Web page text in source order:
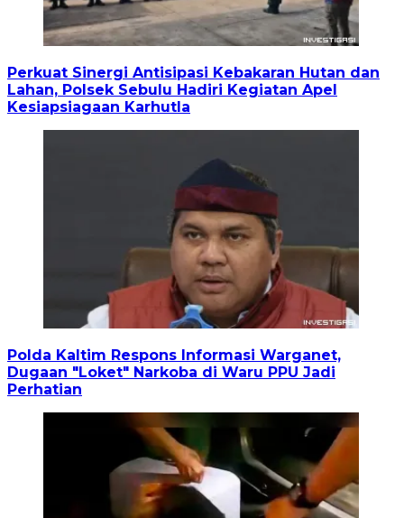
Perkuat Sinergi Antisipasi Kebakaran Hutan dan
Lahan, Polsek Sebulu Hadiri Kegiatan Apel
Kesiapsiagaan Karhutla
Polda Kaltim Respons Informasi Warganet,
Dugaan "Loket" Narkoba di Waru PPU Jadi
Perhatian